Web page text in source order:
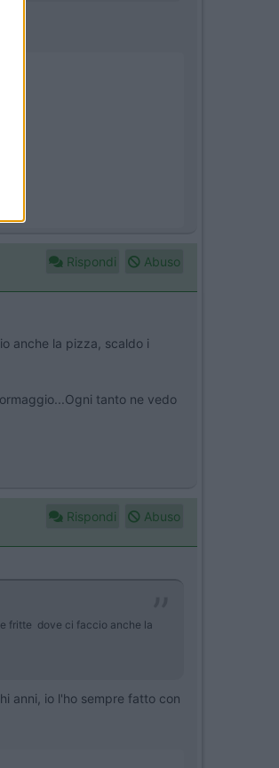
Rispondi Abuso
anche la pizza, scaldo i
tanto ne vedo
Rispondi Abuso
fritte dove ci faccio anche la
anni, io l'ho sempre fatto con